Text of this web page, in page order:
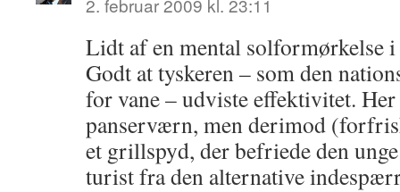
2. februar 2009 kl. 23:11
Lidt af en mental solformørkelse
Godt at tyskeren – som den
for vane – udviste effektivitet.
panserværn, men derimod
et grillspyd, der befriede den
turist fra den alternative